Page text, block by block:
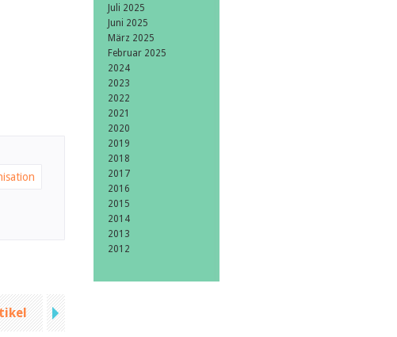
Juli 2025
Juni 2025
März 2025
Februar 2025
2024
2023
2022
2021
2020
2019
2018
2017
2016
2015
2014
2013
2012